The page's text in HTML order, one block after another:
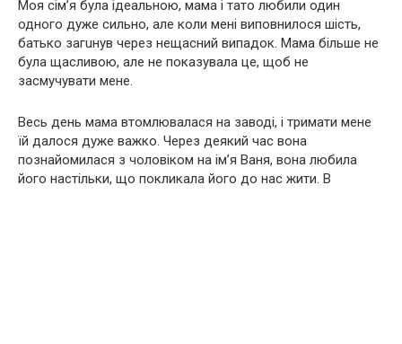
Моя сім’я була ідеальною, мама і тато любили один
одного дуже сильно, але коли мені виповнилося шість,
батько зaгuнyв через нещасний випадок. Мама більше не
була щасливою, але не показувала це, щоб не
засмучувати мене.
Весь день мама втомлювалася на заводі, і тримати мене
їй далося дуже важко. Через деякий час вона
познайомилася з чоловіком на ім’я Ваня, вона любила
його настільки, що покликала його до нас жити. В